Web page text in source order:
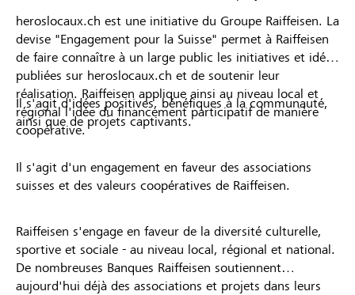
heroslocaux.ch est une initiative du Groupe Raiffeisen. La
devise "Engagement pour la Suisse" permet à Raiffeisen
de faire connaître à un large public les initiatives et idées
publiées sur heroslocaux.ch et de soutenir leur
réalisation. Raiffeisen applique ainsi au niveau local et
régional l'idée du financement participatif de manière
coopérative.
Il s'agit d'idées positives, bénéfiques à la communauté,
ainsi que de projets captivants.
Il s'agit d'un engagement en faveur des associations
suisses et des valeurs coopératives de Raiffeisen.
Raiffeisen s'engage en faveur de la diversité culturelle,
sportive et sociale - au niveau local, régional et national.
De nombreuses Banques Raiffeisen soutiennent
aujourd'hui déjà des associations et projets dans leurs